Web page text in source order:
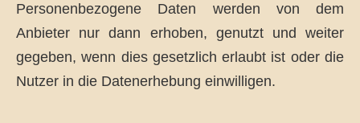
Personenbezogene Daten werden von dem
Anbieter nur dann erhoben, genutzt und weiter
gegeben, wenn dies gesetzlich erlaubt ist oder die
Nutzer in die Datenerhebung einwilligen.